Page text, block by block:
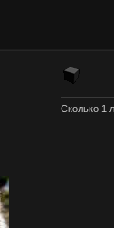
Сколько 1